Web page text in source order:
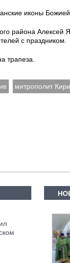
иконы
района
с праздником.
трапеза.
митрополит